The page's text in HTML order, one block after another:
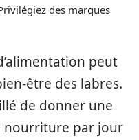
des marques
peut
être des labres.
de donner une
nourriture par jour